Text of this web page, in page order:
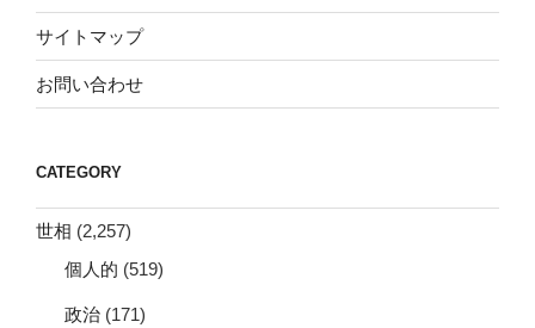
サイトマップ
お問い合わせ
CATEGORY
世相 (2,257)
個人的 (519)
政治 (171)